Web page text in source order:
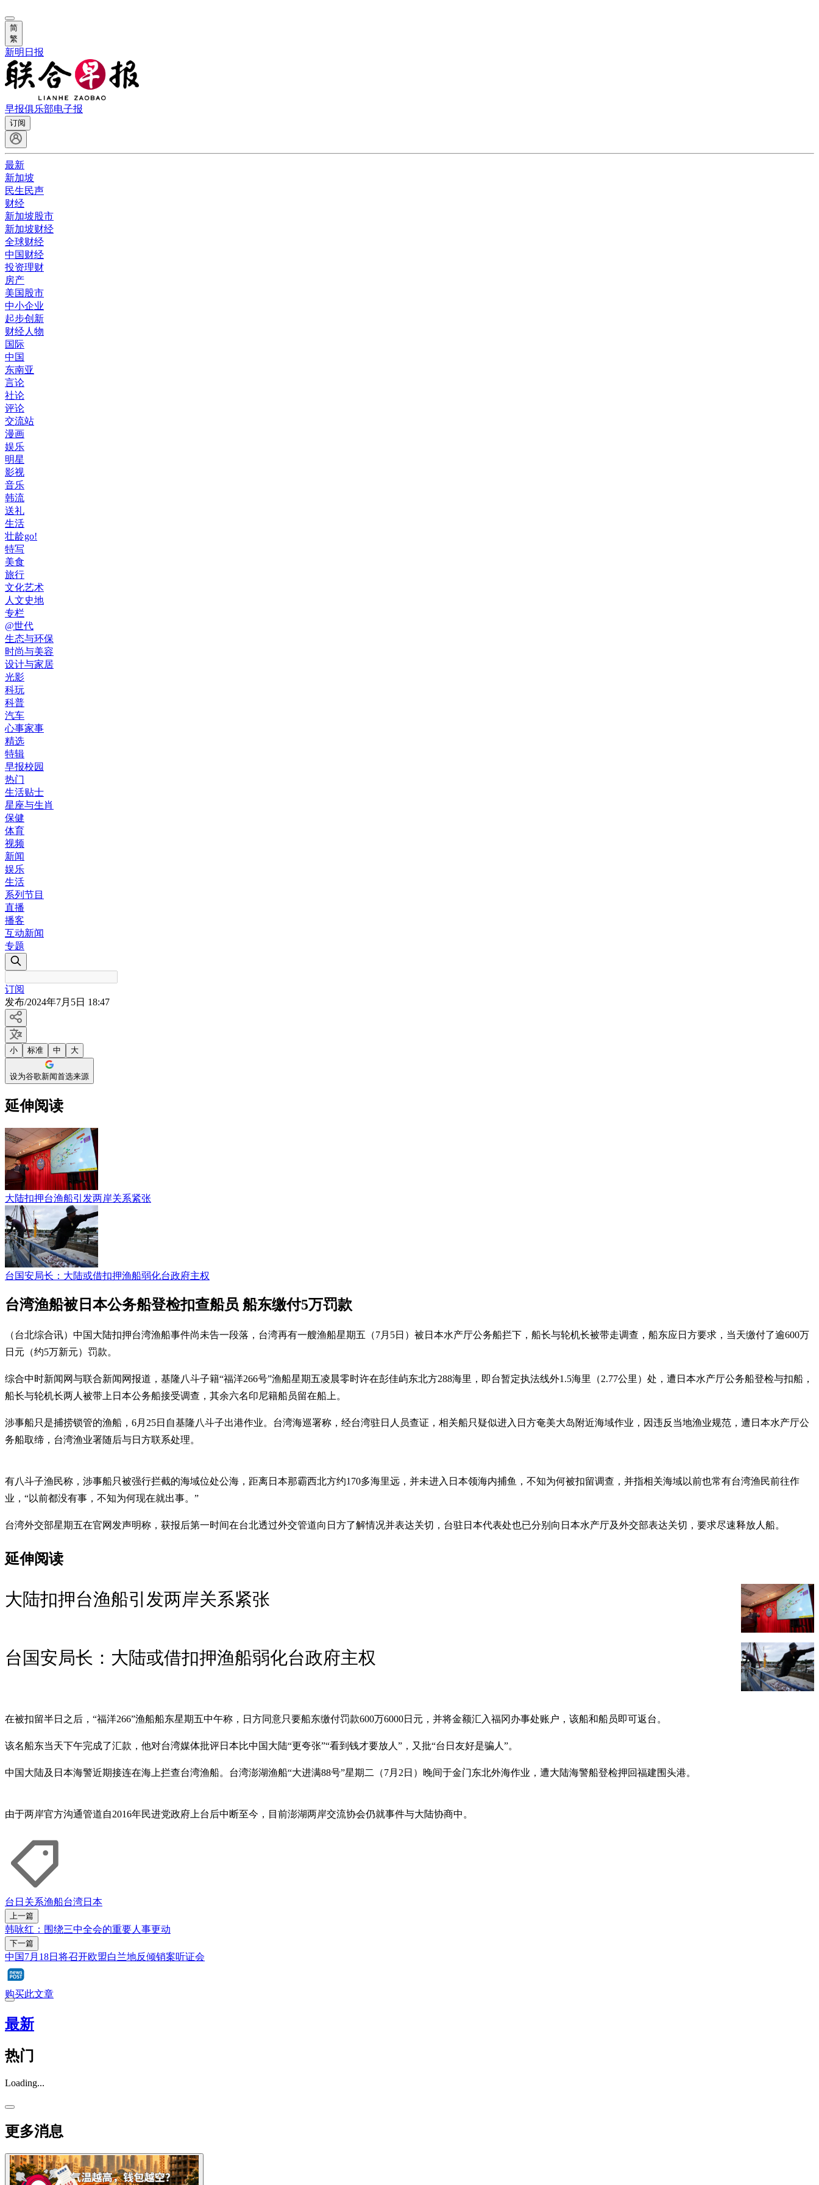
简
繁
新明日报
早报俱乐部电子报
订阅
最新
新加坡
民生民声
财经
新加坡股市
新加坡财经
全球财经
中国财经
投资理财
房产
美国股市
中小企业
起步创新
财经人物
国际
中国
东南亚
言论
社论
评论
交流站
漫画
娱乐
明星
影视
音乐
韩流
送礼
生活
壮龄go!
特写
美食
旅行
文化艺术
人文史地
专栏
@世代
生态与环保
时尚与美容
设计与家居
光影
科玩
科普
汽车
心事家事
精选
特辑
早报校园
热门
生活贴士
星座与生肖
保健
体育
视频
新闻
娱乐
生活
系列节目
直播
播客
互动新闻
专题
订阅
发布/2024年7月5日 18:47
小 标准 中 大
设为谷歌新闻首选来源
延伸阅读
大陆扣押台渔船引发两岸关系紧张
台国安局长：大陆或借扣押渔船弱化台政府主权
台湾渔船被日本公务船登检扣查船员 船东缴付5万罚款
（台北综合讯）中国大陆扣押台湾渔船事件尚未告一段落，台湾再有一艘渔船星期五（7月5日）被日本水产厅公务船拦下，船长与轮机长被带走调查，船东应日方要求，当天缴付了逾600万
日元（约5万新元）罚款。
综合中时新闻网与联合新闻网报道，基隆八斗子籍“福洋266号”渔船星期五凌晨零时许在彭佳屿东北方288海里，即台暂定执法线外1.5海里（2.77公里）处，遭日本水产厅公务船登检与扣船，
船长与轮机长两人被带上日本公务船接受调查，其余六名印尼籍船员留在船上。
涉事船只是捕捞锁管的渔船，6月25日自基隆八斗子出港作业。台湾海巡署称，经台湾驻日人员查证，相关船只疑似进入日方奄美大岛附近海域作业，因违反当地渔业规范，遭日本水产厅公
务船取缔，台湾渔业署随后与日方联系处理。
有八斗子渔民称，涉事船只被强行拦截的海域位处公海，距离日本那霸西北方约170多海里远，并未进入日本领海内捕鱼，不知为何被扣留调查，并指相关海域以前也常有台湾渔民前往作
业，“以前都没有事，不知为何现在就出事。”
台湾外交部星期五在官网发声明称，获报后第一时间在台北透过外交管道向日方了解情况并表达关切，台驻日本代表处也已分别向日本水产厅及外交部表达关切，要求尽速释放人船。
延伸阅读
大陆扣押台渔船引发两岸关系紧张
台国安局长：大陆或借扣押渔船弱化台政府主权
在被扣留半日之后，“福洋266”渔船船东星期五中午称，日方同意只要船东缴付罚款600万6000日元，并将金额汇入福冈办事处账户，该船和船员即可返台。
该名船东当天下午完成了汇款，他对台湾媒体批评日本比中国大陆“更夸张”“看到钱才要放人”，又批“台日友好是骗人”。
中国大陆及日本海警近期接连在海上拦查台湾渔船。台湾澎湖渔船“大进满88号”星期二（7月2日）晚间于金门东北外海作业，遭大陆海警船登检押回福建围头港。
由于两岸官方沟通管道自2016年民进党政府上台后中断至今，目前澎湖两岸交流协会仍就事件与大陆协商中。
台日关系渔船台湾日本
上一篇
韩咏红：围绕三中全会的重要人事更动
下一篇
中国7月18日将召开欧盟白兰地反倾销案听证会
购买此文章
最新
热门
Loading...
更多消息